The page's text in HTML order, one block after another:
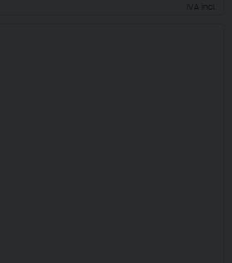
IVA incl.